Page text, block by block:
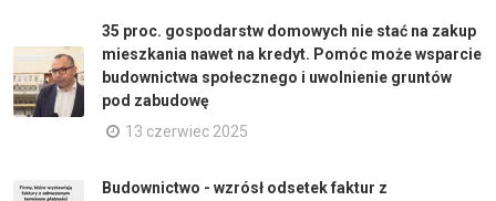
35 proc. gospodarstw domowych nie stać na zakup
mieszkania nawet na kredyt. Pomóc może wsparcie
budownictwa społecznego i uwolnienie gruntów
pod zabudowę
13 czerwiec 2025
Budownictwo - wzrósł odsetek faktur z